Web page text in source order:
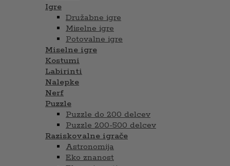
Igre
Družabne igre
Miselne igre
Potovalne igre
Miselne igre
Kostumi
Labirinti
Nalepke
Nerf
Puzzle
Puzzle do 200 delcev
Puzzle 200-500 delcev
Raziskovalne igrače
Astronomija
Eko znanost